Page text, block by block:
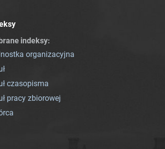
indeksy:
organizacyjna
czasopisma
pracy zbiorowej